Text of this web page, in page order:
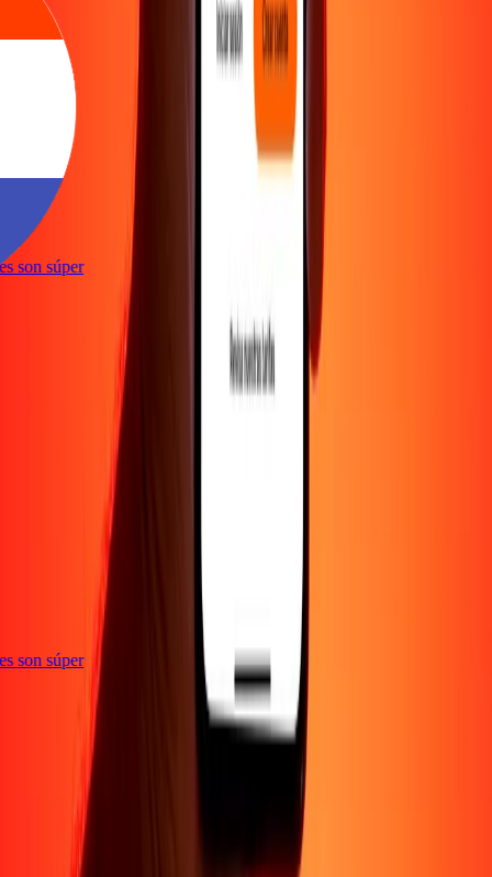
son súper
son súper
Blog Corporativo